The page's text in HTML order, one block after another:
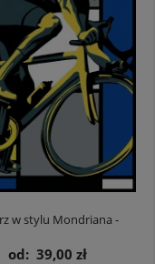
w stylu Mondriana -
plakat rowerowy
od: 39,00 zł